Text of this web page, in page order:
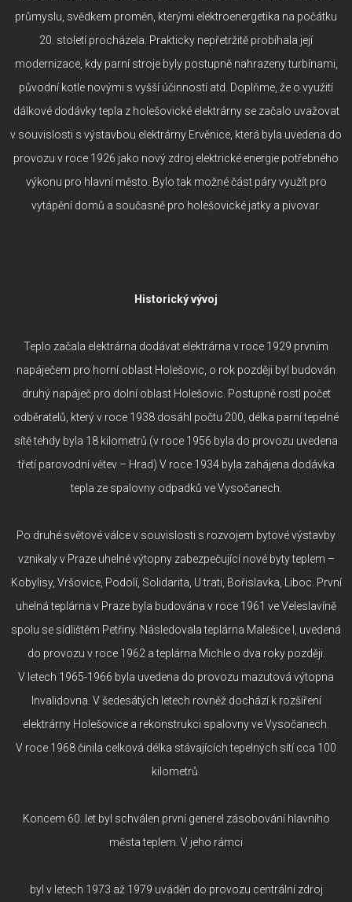
průmyslu, svědkem proměn, kterými elektroenergetika na počátku
20. století procházela. Prakticky nepřetržitě probíhala její
modernizace, kdy parní stroje byly postupně nahrazeny turbínami,
původní kotle novými s vyšší účinností atd. Doplňme, že o využití
dálkové dodávky tepla z holešovické elektrárny se začalo uvažovat
v souvislosti s výstavbou elektrárny Ervěnice, která byla uvedena do
provozu v roce 1926 jako nový zdroj elektrické energie potřebného
výkonu pro hlavní město. Bylo tak možné část páry využít pro
vytápění domů a současně pro holešovické jatky a pivovar.
Historický vývoj
Teplo začala elektrárna dodávat elektrárna v roce 1929 prvním
napáječem pro horní oblast Holešovic, o rok později byl budován
druhý napáječ pro dolní oblast Holešovic. Postupně rostl počet
odběratelů, který v roce 1938 dosáhl počtu 200, délka parní tepelné
sítě tehdy byla 18 kilometrů (v roce 1956 byla do provozu uvedena
třetí parovodní větev – Hrad) V roce 1934 byla zahájena dodávka
tepla ze spalovny odpadků ve Vysočanech.
Po druhé světové válce v souvislosti s rozvojem bytové výstavby
vznikaly v Praze uhelné výtopny zabezpečující nové byty teplem –
Kobylisy, Vršovice, Podolí, Solidarita, U trati, Bořislavka, Liboc. První
uhelná teplárna v Praze byla budována v roce 1961 ve Veleslavíně
spolu se sídlištěm Petřiny. Následovala teplárna Malešice I, uvedená
do provozu v roce 1962 a teplárna Michle o dva roky později.
V letech 1965-1966 byla uvedena do provozu mazutová výtopna
Invalidovna. V šedesátých letech rovněž dochází k rozšíření
elektrárny Holešovice a rekonstrukci spalovny ve Vysočanech.
V roce 1968 činila celková délka stávajících tepelných sítí cca 100
kilometrů.
Koncem 60. let byl schválen první generel zásobování hlavního
města teplem. V jeho rámci
byl v letech 1973 až 1979 uváděn do provozu centrální zdroj